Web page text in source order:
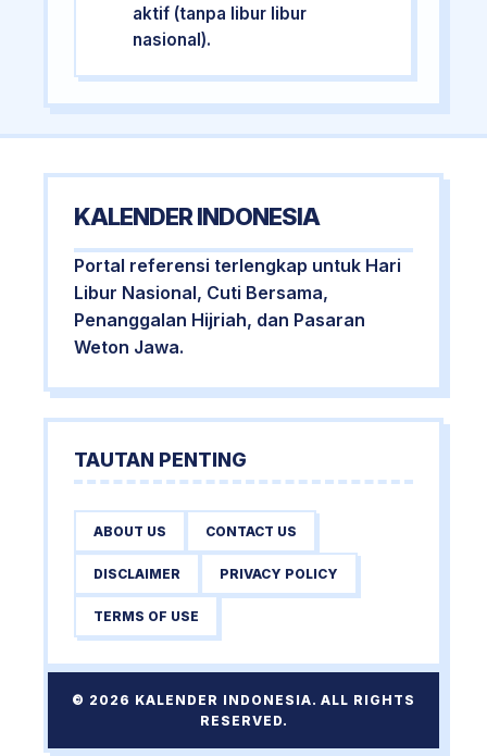
aktif (tanpa libur libur
nasional).
KALENDER INDONESIA
Portal referensi terlengkap untuk Hari
Libur Nasional, Cuti Bersama,
Penanggalan Hijriah, dan Pasaran
Weton Jawa.
TAUTAN PENTING
ABOUT US CONTACT US
DISCLAIMER PRIVACY POLICY
TERMS OF USE
© 2026 KALENDER INDONESIA. ALL RIGHTS
RESERVED.